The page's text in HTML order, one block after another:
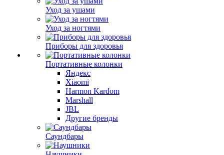
Уход за ушами
Уход за ногтями
Приборы для здоровья
Портативные колонки
Яндекс
Xiaomi
Harmon Kardom
Marshall
JBL
Другие бренды
Саундбары